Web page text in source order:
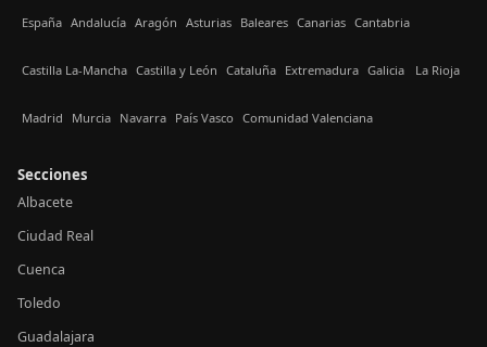
España Andalucía Aragón Asturias Baleares Canarias Cantabria
Castilla La-Mancha Castilla y León Cataluña Extremadura Galicia La Rioja
Madrid Murcia Navarra País Vasco Comunidad Valenciana
Secciones
Albacete
Ciudad Real
Cuenca
Toledo
Guadalajara